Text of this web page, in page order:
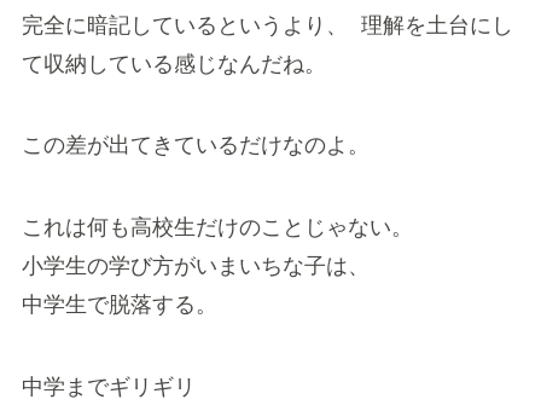
完全に暗記しているというより、 理解を土台にし
て収納している感じなんだね。
この差が出てきているだけなのよ。
これは何も高校生だけのことじゃない。
小学生の学び方がいまいちな子は、
中学生で脱落する。
中学までギリギリ